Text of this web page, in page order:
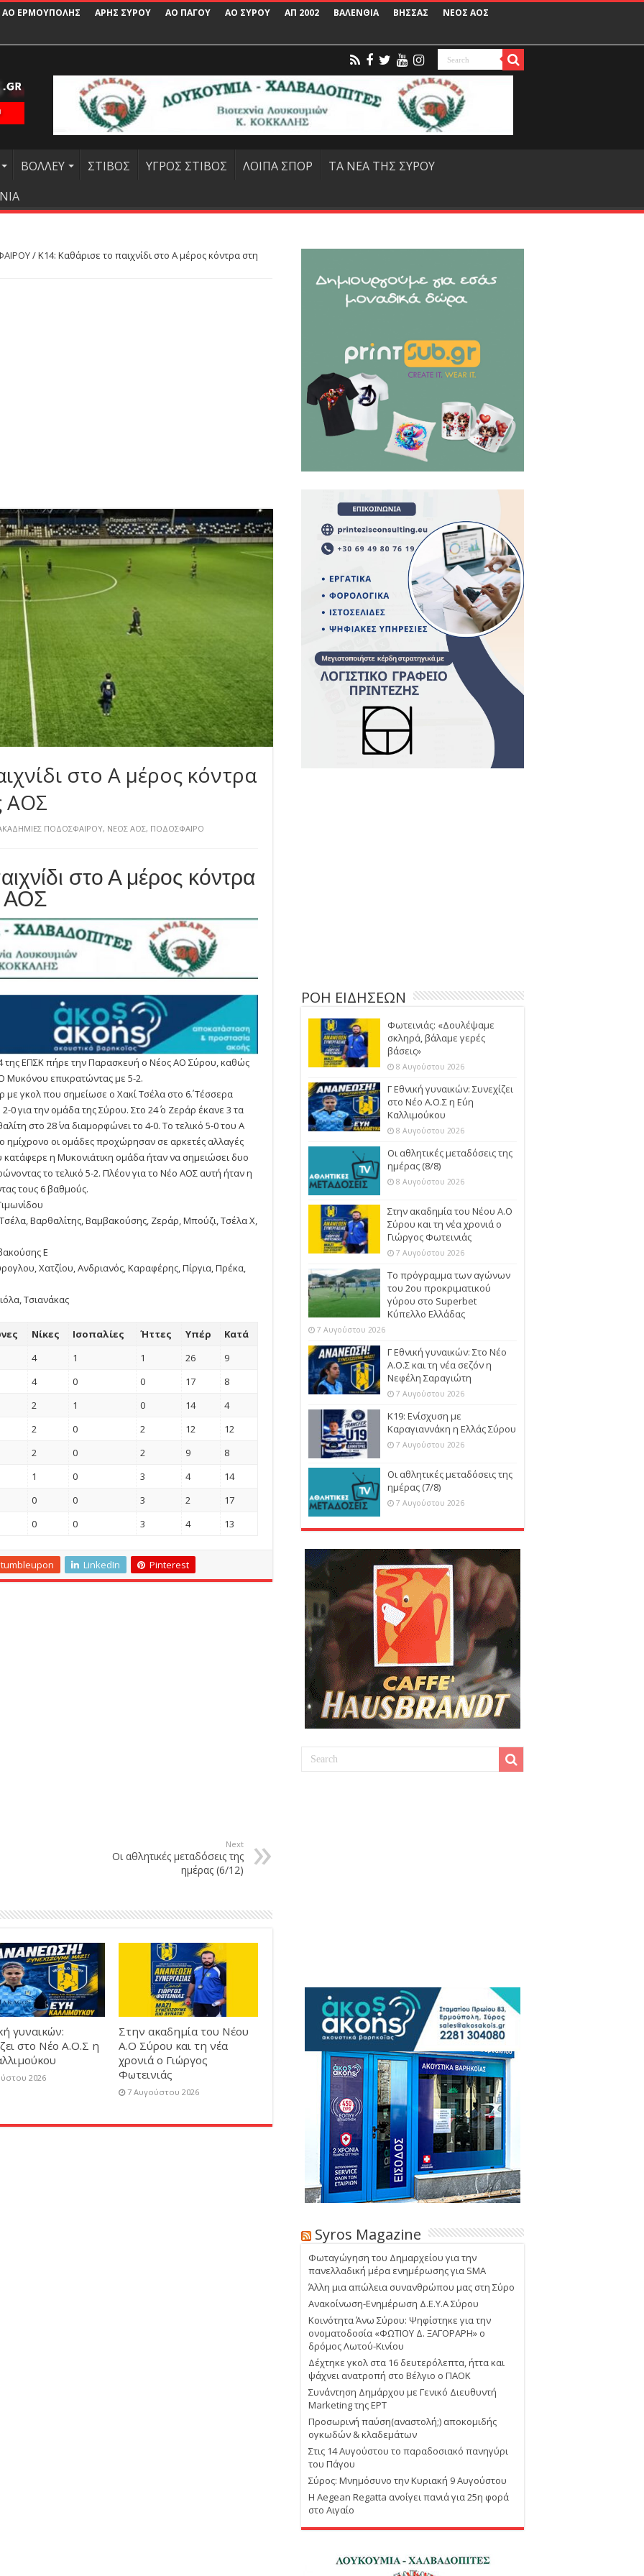
ΑΟ ΕΡΜΟΥΠΟΛΗΣ ΑΡΗΣ ΣΥΡΟΥ ΑΟ ΠΑΓΟΥ ΑΟ ΣΥΡΟΥ ΑΠ 2002 ΒΑΛΕΝΘΙΑ ΒΗΣΣΑΣ
ΝΕΟΣ ΑΟΣ
ΒΟΛΛΕΥ ΣΤΙΒΟΣ ΥΓΡΟΣ ΣΤΙΒΟΣ ΛΟΙΠΑ ΣΠΟΡ
ΤΑ ΝΕΑ ΤΗΣ ΣΥΡΟΥ
/Κ14: Καθάρισε το παιχνίδι στο Α μέρος κόντρα στη
στο Α μέρος κόντρα
ΑΟΣ
ΠΟΔΟΣΦΑΙΡΟΥ, ΝΕΟΣ ΑΟΣ, ΠΟΔΟΣΦΑΙΡΟ
στο Α μέρος κόντρα
ΑΟΣ
της ΕΠΣΚ πήρε την Παρασκευή ο Νέος ΑΟ Σύρου, καθώς
Μυκόνου επικρατώντας με 5-2.
γκολ που σημείωσε ο Χακί Τσέλα στο 6΄. Τέσσερα
0 για την ομάδα της Σύρου. Στο 24΄ ο Ζεράρ έκανε 3 τα
στο 28΄ να διαμορφώνει το 4-0. Το τελικό 5-0 του Α
ημίχρονο οι ομάδες προχώρησαν σε αρκετές αλλαγές
κατάφερε η Μυκονιάτικη ομάδα ήταν να σημειώσει δυο
το τελικό 5-2. Πλέον για το Νέο ΑΟΣ αυτή ήταν η
τους 6 βαθμούς.
Βαρθαλίτης, Βαμβακούσης, Ζεράρ, Μπούζι, Τσέλα Χ,
Ε
Χατζίου, Ανδριανός, Καραφέρης, Πίργια, Πρέκα,
Τσιανάκας
Νίκες Ισοπαλίες Ήττες Υπέρ
Κατά
4 1 1 26
9
4 0 0 17
8
2 1 0 14
4
2 0 2 12
12
2 0 2 9
8
1 0 3 4
14
0 0 3 2
17
0 0 3 4 13
LinkedIn Pinterest
Next
Οι αθλητικές μεταδόσεις της
ημέρας (6/12)
γυναικών:
στο Νέο Α.Ο.Σ η
2026
Στην ακαδημία του Νέου
Α.Ο Σύρου και τη νέα
χρονιά ο Γιώργος
Φωτεινιάς
7 Αυγούστου 2026
ΡΟΗ ΕΙΔΗΣΕΩΝ
Φωτεινιάς: «Δουλέψαμε
σκληρά, βάλαμε γερές
βάσεις»
8 Αυγούστου 2026
Γ Εθνική γυναικών: Συνεχίζει
στο Νέο Α.Ο.Σ η Εύη
Καλλιμούκου
8 Αυγούστου 2026
Οι αθλητικές μεταδόσεις της
ημέρας (8/8)
8 Αυγούστου 2026
Στην ακαδημία του Νέου Α.Ο
Σύρου και τη νέα χρονιά ο
Γιώργος Φωτεινιάς
7 Αυγούστου 2026
Το πρόγραμμα των αγώνων
του 2ου προκριματικού
γύρου στο Superbet
Κύπελλο Ελλάδας
7 Αυγούστου 2026
Γ Εθνική γυναικών: Στο Νέο
Α.Ο.Σ και τη νέα σεζόν η
Νεφέλη Σαραγιώτη
7 Αυγούστου 2026
Κ19: Ενίσχυση με
Καραγιαννάκη η Ελλάς Σύρου
7 Αυγούστου 2026
Οι αθλητικές μεταδόσεις της
ημέρας (7/8)
7 Αυγούστου 2026
Syros Magazine
Φωταγώγηση του Δημαρχείου για την
πανελλαδική μέρα ενημέρωσης για SMA
Άλλη μια απώλεια συνανθρώπου μας στη Σύρο
Ανακοίνωση-Ενημέρωση Δ.Ε.Υ.Α Σύρου
Κοινότητα Άνω Σύρου: Ψηφίστηκε για την
ονοματοδοσία «ΦΩΤΙΟΥ Δ. ΞΑΓΟΡΑΡΗ» ο
δρόμος Λωτού-Κινίου
Δέχτηκε γκολ στα 16 δευτερόλεπτα, ήττα και
ψάχνει ανατροπή στο Βέλγιο ο ΠΑΟΚ
Συνάντηση Δημάρχου με Γενικό Διευθυντή
Marketing της ΕΡΤ
Προσωρινή παύση(αναστολή;) αποκομιδής
ογκωδών & κλαδεμάτων
Στις 14 Αυγούστου το παραδοσιακό πανηγύρι
του Πάγου
Σύρος: Μνημόσυνο την Κυριακή 9 Αυγούστου
Η Aegean Regatta ανοίγει πανιά για 25η φορά
στο Αιγαίο